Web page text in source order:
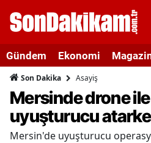
Gündem Ekonomi
Son Dakika Asayiş
Mersinde drone
uyuşturucu
Mersin'de uyuşturucu